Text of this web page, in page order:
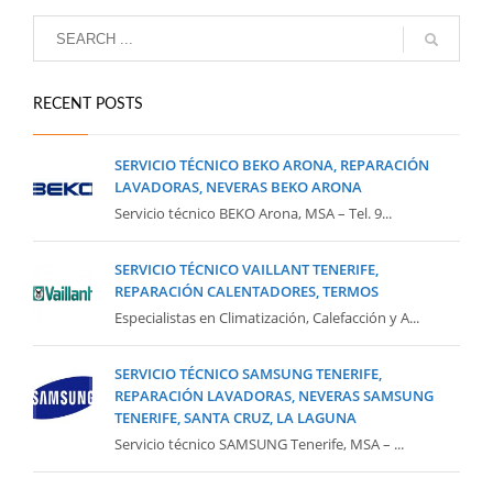
RECENT POSTS
SERVICIO TÉCNICO BEKO ARONA, REPARACIÓN
LAVADORAS, NEVERAS BEKO ARONA
Servicio técnico BEKO Arona, MSA – Tel. 9...
SERVICIO TÉCNICO VAILLANT TENERIFE,
REPARACIÓN CALENTADORES, TERMOS
Especialistas en Climatización, Calefacción y A...
SERVICIO TÉCNICO SAMSUNG TENERIFE,
REPARACIÓN LAVADORAS, NEVERAS SAMSUNG
TENERIFE, SANTA CRUZ, LA LAGUNA
Servicio técnico SAMSUNG Tenerife, MSA – ...